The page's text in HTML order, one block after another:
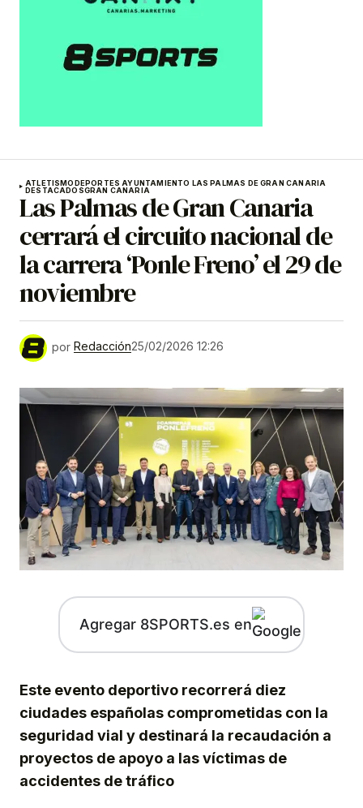
ATLETISMODEPORTES AYUNTAMIENTO LAS PALMAS DE GRAN CANARIA
DESTACADOSGRAN CANARIA
Las Palmas de Gran Canaria
cerrará el circuito nacional de
la carrera ‘Ponle Freno’ el 29 de
noviembre
por Redacción25/02/2026 12:26
Agregar 8SPORTS.es en
Este evento deportivo recorrerá diez
ciudades españolas comprometidas con la
seguridad vial y destinará la recaudación a
proyectos de apoyo a las víctimas de
accidentes de tráfico